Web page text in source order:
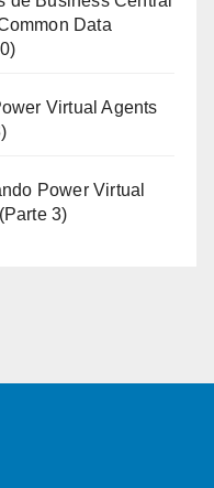
Data
Virtual Agents
Power Virtual
3)